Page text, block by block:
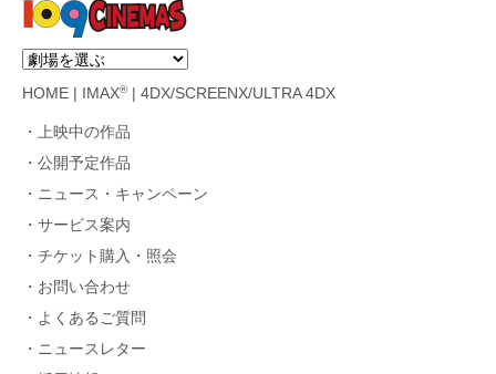
HOME IMAX®| 4DX/SCREENX/ULTRA 4DX
上映中の作品
公開予定作品
ニュース・キャンペーン
サービス案内
チケット購入・照会
お問い合わせ
よくあるご質問
ニュースレター